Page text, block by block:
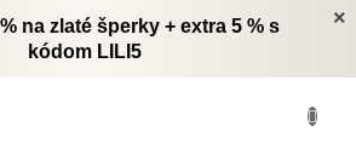
×
na zlaté šperky + extra 5 % s
kódom LILI5